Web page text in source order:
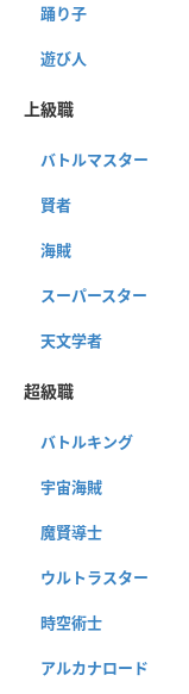
踊り子
遊び人
上級職
バトルマスター
賢者
海賊
スーパースター
天文学者
超級職
バトルキング
宇宙海賊
魔賢導士
ウルトラスター
時空術士
アルカナロード